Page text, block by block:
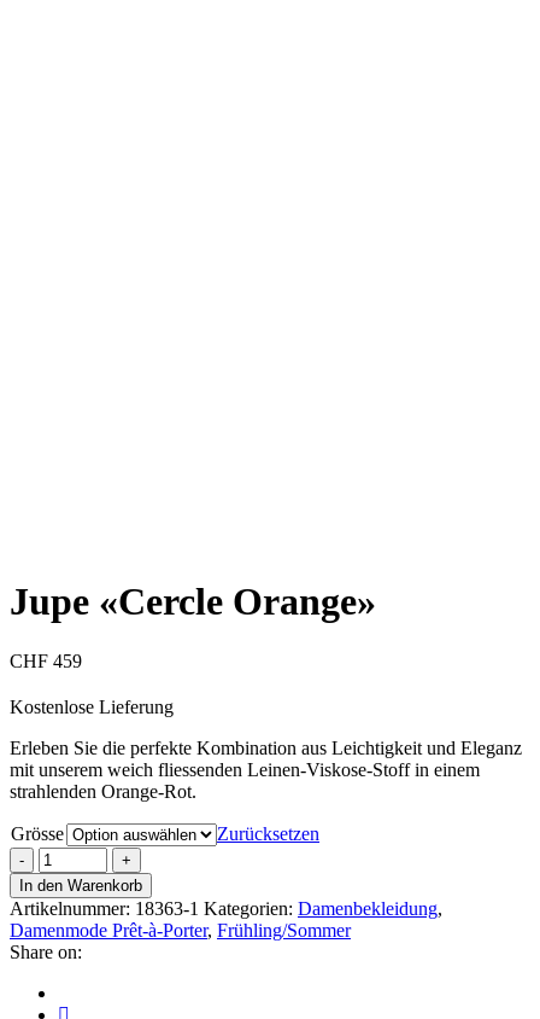
Jupe «Cercle Orange»
CHF 459
Kostenlose Lieferung
Erleben Sie die perfekte Kombination aus Leichtigkeit und Eleganz
mit unserem weich fliessenden Leinen-Viskose-Stoff in einem
strahlenden Orange-Rot.
Grösse Zurücksetzen
In den Warenkorb
Artikelnummer: 18363-1 Kategorien: Damenbekleidung,
Damenmode Prêt-à-Porter, Frühling/Sommer
Share on: